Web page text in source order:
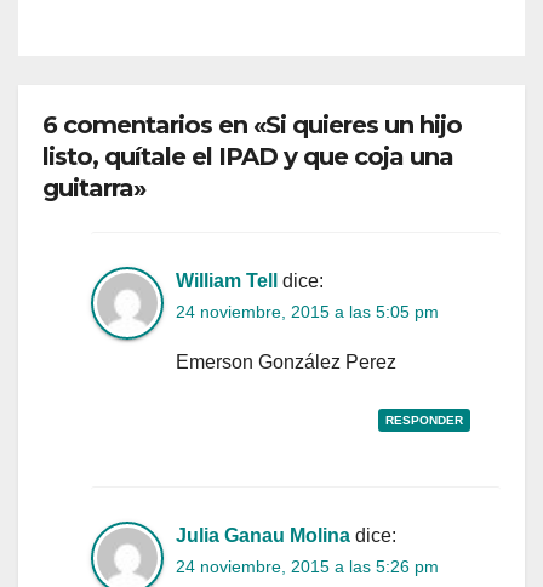
6 comentarios en «Si quieres un hijo
listo, quítale el IPAD y que coja una
guitarra»
William Tell dice:
24 noviembre, 2015 a las 5:05 pm
Emerson González Perez
RESPONDER
Julia Ganau Molina dice:
24 noviembre, 2015 a las 5:26 pm